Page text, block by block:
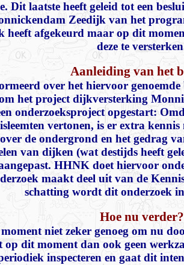
Dit laatste heeft geleid tot een
Zeedijk van het
afgekeurd maar op dit
deze te
Aanleiding van het
over het hiervoor
het project dijkversterking
onderzoeksproject opgestart:
vertonen, is er extra
de ondergrond en het gedrag
van dijken (wat destijds heeft
HHNK doet hiervoor
maakt deel uit van de
schatting wordt dit onderzoek
Hoe nu verder?
niet zeker genoeg om nu
op dit moment dan ook geen
inspecteren en gaat dit